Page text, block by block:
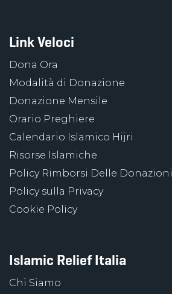
Link Veloci
Dona Ora
Modalità di Donazione
Donazione Mensile
Orario Preghiere
Calendario Islamico Hijri
Risorse Islamiche
Policy Rimborsi Delle Donazioni
Policy sulla Privacy
Cookie Policy
Islamic Relief Italia
Chi Siamo